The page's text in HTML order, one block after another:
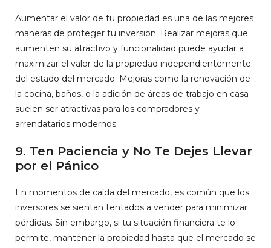
Aumentar el valor de tu propiedad es una de las mejores
maneras de proteger tu inversión. Realizar mejoras que
aumenten su atractivo y funcionalidad puede ayudar a
maximizar el valor de la propiedad independientemente
del estado del mercado. Mejoras como la renovación de
la cocina, baños, o la adición de áreas de trabajo en casa
suelen ser atractivas para los compradores y
arrendatarios modernos.
9. Ten Paciencia y No Te Dejes Llevar
por el Pánico
En momentos de caída del mercado, es común que los
inversores se sientan tentados a vender para minimizar
pérdidas. Sin embargo, si tu situación financiera te lo
permite, mantener la propiedad hasta que el mercado se